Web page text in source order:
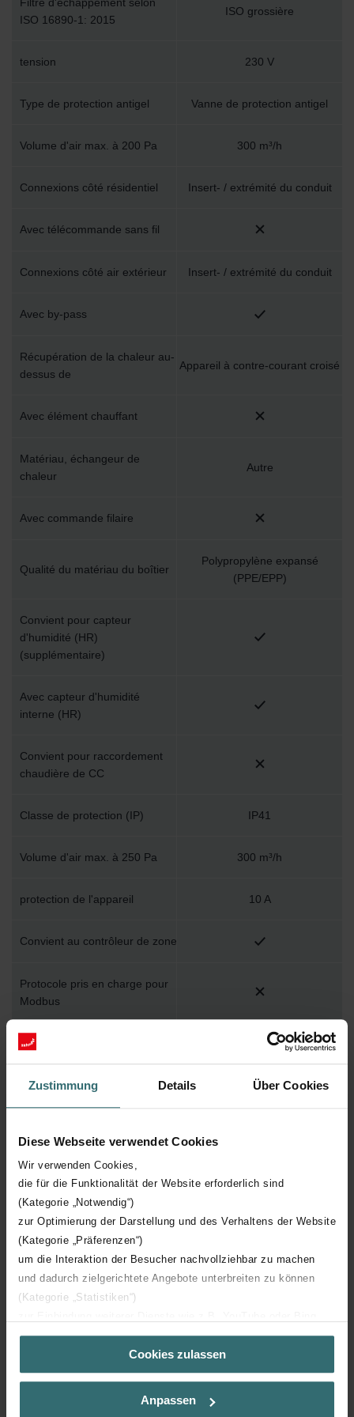
Zustimmung Details Über Cookies
Diese Webseite verwendet Cookies
Wir verwenden Cookies,
die für die Funktionalität der Website erforderlich sind
(Kategorie „Notwendig“)
zur Optimierung der Darstellung und des Verhaltens der Website
(Kategorie „Präferenzen“)
um die Interaktion der Besucher nachvollziehbar zu machen
und dadurch zielgerichtete Angebote unterbreiten zu können
(Kategorie „Statistiken“)
(Kategorie „Marketing“)
Über „Details zeigen“ bzw. die Datenschutzerklärung erhalten
Sie weitere Informationen. Durch die Auswahl der Kategorie
der Auswahl von „Statistiken“ willigen Sie ein, dass wir Ihren
Cookies zulassen
Anpassen
Filtre d'échappement selon
ISO 16890-1: 2015
ISO grossière
tension 230 V
Type de protection antigel Vanne de protection antigel
Volume d'air max. à 200 Pa 300 m³/h
Connexions côté résidentiel Insert- / extrémité du conduit
Avec télécommande sans fil
Connexions côté air extérieur Insert- / extrémité du conduit
Avec by-pass
Récupération de la chaleur au-
dessus de
Appareil à contre-courant croisé
Avec élément chauffant
Matériau, échangeur de
chaleur
Autre
Avec commande filaire
Qualité du matériau du boîtier
Polypropylène expansé
(PPE/EPP)
Convient pour capteur
d'humidité (HR)
(supplémentaire)
Avec capteur d'humidité
interne (HR)
Convient pour raccordement
chaudière de CC
Classe de protection (IP) IP41
Volume d'air max. à 250 Pa 300 m³/h
protection de l'appareil 10 A
Convient au contrôleur de zone
Protocole pris en charge pour
Modbus
Avec contrôleur de zone
Filtre d'alimentation selon ISO
Convient pour un
fonctionnement filaire
hauteur
Montage au sol
débit d'air de 70 % à 50 Pa
91 %